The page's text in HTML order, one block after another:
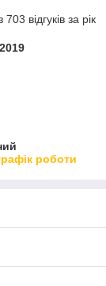
відгуків за рік
роботи